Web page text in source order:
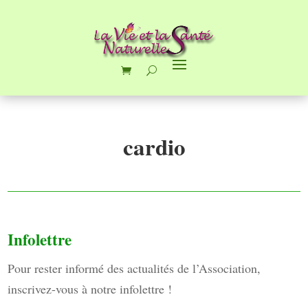
Infolettre
Pour rester informé des actualités de l’Association,
inscrivez-vous à notre infolettre !
cardio